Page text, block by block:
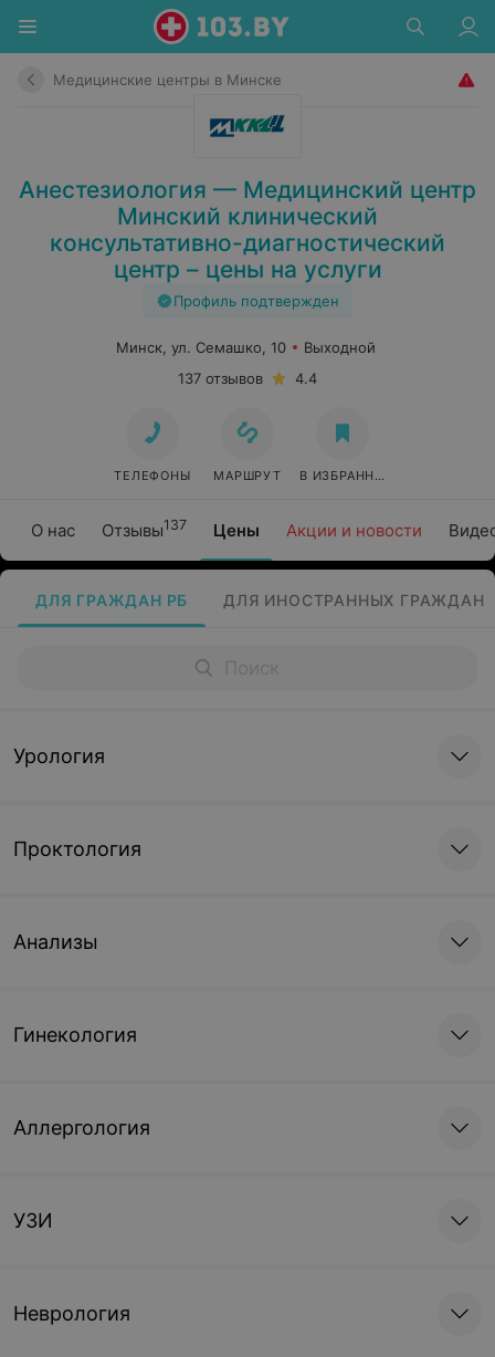
Медицинские центры в Минске
Анестезиология — Медицинский центр
Минский клинический
консультативно-диагностический
центр – цены на услуги
Профиль подтвержден
О нас Отзывы137 Цены Акции и новости
Минск, ул. Семашко, 10
Выходной
137 отзывов
4.4
ТЕЛЕФОНЫ МАРШРУТ В ИЗБРАННОЕ
ДЛЯ ГРАЖДАН РБ ДЛЯ ИНОСТРАННЫХ ГРАЖДАН
Урология
Проктология
Анализы
Гинекология
Аллергология
УЗИ
Неврология